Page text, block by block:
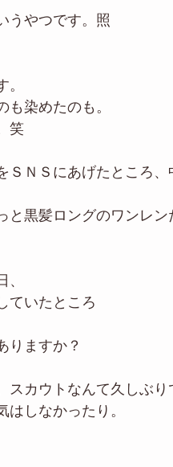
うやつです。照
。
も染めたのも。
笑
ＳＮＳにあげたところ
と黒髪ロングのワンレ
ていたところ
りますか？
スカウトなんて久しぶ
はしなかったり。